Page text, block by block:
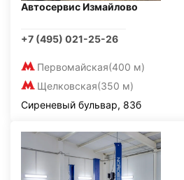
Автосервис Измайлово
+7 (495) 021-25-26
Первомайская(400 м)
Щелковская(350 м)
Сиреневый бульвар, 83б